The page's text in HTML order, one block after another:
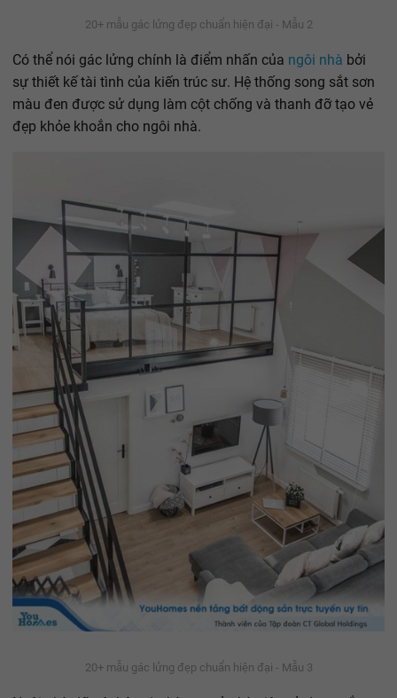
20+ mẫu gác lửng đẹp chuẩn hiện đại - Mẫu 2
Có thể nói gác lửng chính là điểm nhấn của ngôi nhà bởi
sự thiết kế tài tình của kiến trúc sư. Hệ thống song sắt sơn
màu đen được sử dụng làm cột chống và thanh đỡ tạo vẻ
đẹp khỏe khoắn cho ngôi nhà.
20+ mẫu gác lửng đẹp chuẩn hiện đại - Mẫu 3